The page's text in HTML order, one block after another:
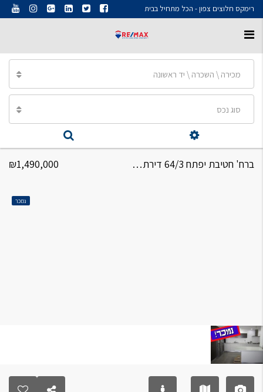
רימקס חלוצים צפון - הכל מתחיל בבית
מכירה \ השכרה \ יד ראשונה
סוג נכס
ברח' חטיבת יפתח 64/3 דירת 4חד'( 5 חד' במקור) ₪1,490,000
נמכר